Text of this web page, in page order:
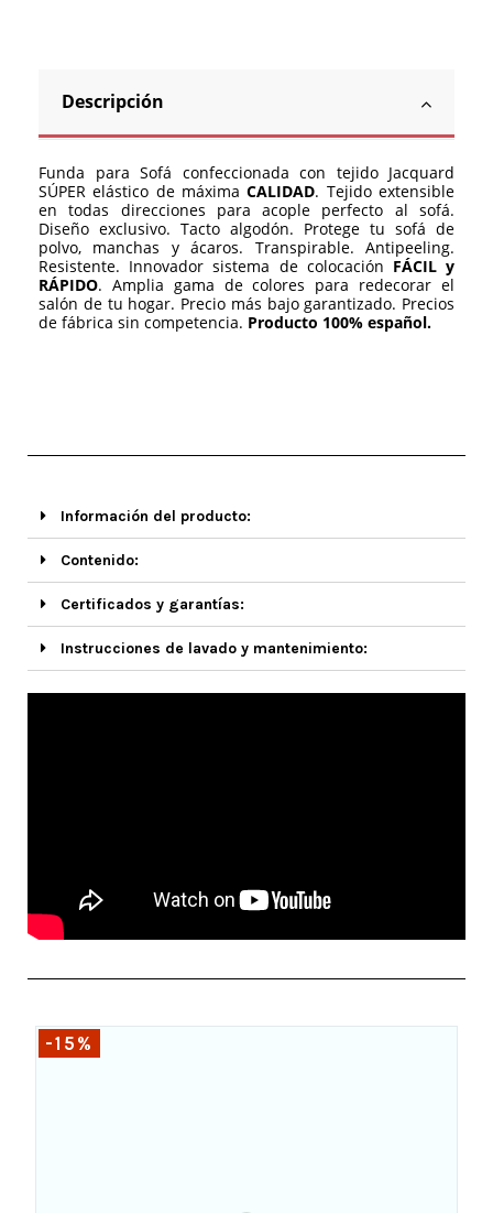
Descripción
Funda para Sofá confeccionada con tejido Jacquard
SÚPER elástico de máximaCALIDAD. Tejido extensible
en todas direcciones para acople perfecto al sofá.
Diseño exclusivo. Tacto algodón. Protege tu sofá de
polvo, manchas y ácaros. Transpirable. Antipeeling.
Resistente. Innovador sistema de colocación FÁCIL y
RÁPIDO. Amplia gama de colores para redecorar el
salón de tu hogar. Precio más bajo garantizado. Precios
de fábrica sin competencia. Producto 100% español.
Información del producto:
Contenido:
Certificados y garantías:
Instrucciones de lavado y mantenimiento:
-15%